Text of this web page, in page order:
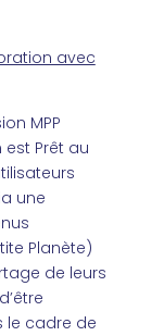
avec
MPP
Prêt au
une
Planète)
de leurs
le cadre de